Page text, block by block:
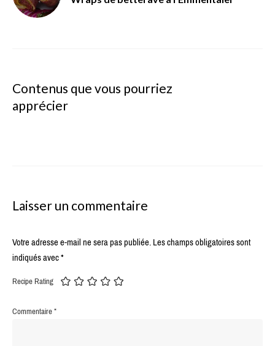
Contenus que vous pourriez
apprécier
Laisser un commentaire
Votre adresse e-mail ne sera pas publiée.Les champs obligatoires sont
indiqués avec*
Recipe Rating
Commentaire*